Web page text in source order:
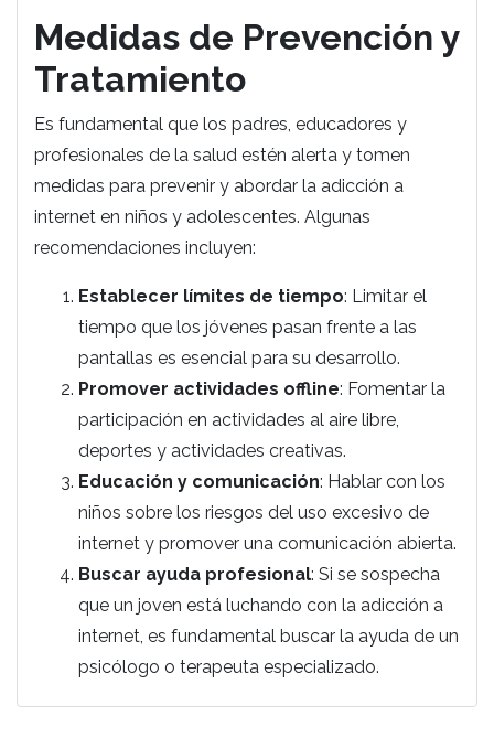
Medidas de Prevención y
Tratamiento
Es fundamental que los padres, educadores y
profesionales de la salud estén alerta y tomen
medidas para prevenir y abordar la adicción a
internet en niños y adolescentes. Algunas
recomendaciones incluyen:
Establecer límites de tiempo: Limitar el
tiempo que los jóvenes pasan frente a las
pantallas es esencial para su desarrollo.
Promover actividades offline: Fomentar la
participación en actividades al aire libre,
deportes y actividades creativas.
Educación y comunicación: Hablar con los
niños sobre los riesgos del uso excesivo de
internet y promover una comunicación abierta.
Buscar ayuda profesional: Si se sospecha
que un joven está luchando con la adicción a
internet, es fundamental buscar la ayuda de un
psicólogo o terapeuta especializado.